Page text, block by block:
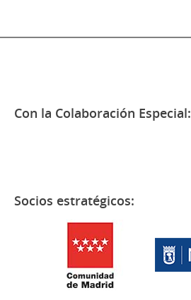
Con la Colaboración Especial:
Socios estratégicos: